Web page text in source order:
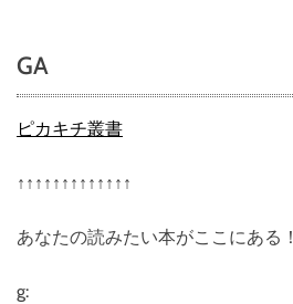
GA
ピカキチ叢書
↑↑↑↑↑↑↑↑↑↑↑↑↑
あなたの読みたい本がここにある！
g: